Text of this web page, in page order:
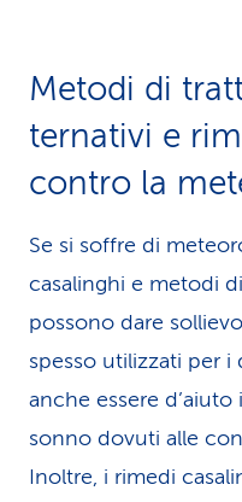
Metodi di
ternativi e
contro la
Se si soffre di
casalinghi e metodi
possono dare
spesso utilizzati per i
anche essere
sonno dovuti alle
Inoltre, i rimedi